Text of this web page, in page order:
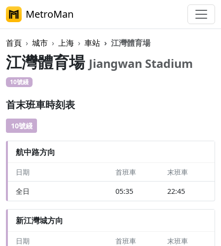
MetroMan
首頁 城市 上海 車站 江灣體育場
江灣體育場 Jiangwan Stadium
10號綫
首末班車時刻表
10號綫
航中路方向
日期 首班車 末班車
全日 05:35 22:45
新江灣城方向
日期 首班車 末班車